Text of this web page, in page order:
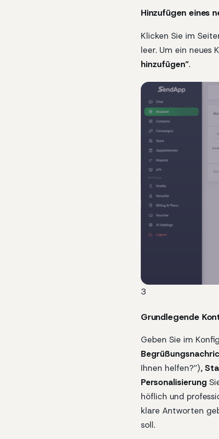
Hinzufügen eines
Klicken Sie im
leer. Um ein neues
hinzufügen”.
3
Grundlegende
Geben Sie im
Ihnen helfen?”),
Personalisierung
höflich und
klare Antworten
soll.